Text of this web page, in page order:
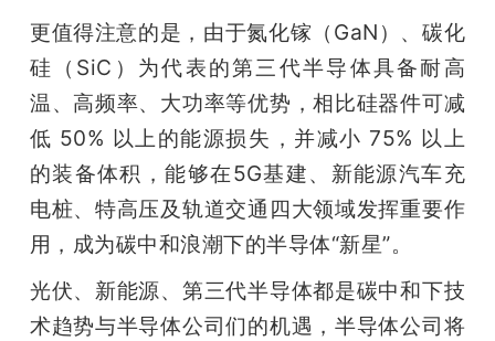
更值得注意的是，由于氮化镓（GaN）、碳化
硅（SiC）为代表的第三代半导体具备耐高
温、高频率、大功率等优势，相比硅器件可减
低 50% 以上的能源损失，并减小 75% 以上
的装备体积，能够在5G基建、新能源汽车充
电桩、特高压及轨道交通四大领域发挥重要作
用，成为碳中和浪潮下的半导体“新星”。
光伏、新能源、第三代半导体都是碳中和下技
术趋势与半导体公司们的机遇，半导体公司将